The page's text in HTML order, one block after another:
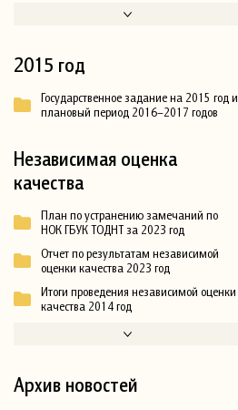
2015 год
Государственное задание на 2015 год и
плановый период 2016–2017 годов
Независимая оценка
качества
План по устранению замечаний по
НОК ГБУК ТОДНТ за 2023 год
Отчет по результатам независимой
оценки качества 2023 год
Итоги проведения независимой оценки
качества 2014 год
Архив новостей